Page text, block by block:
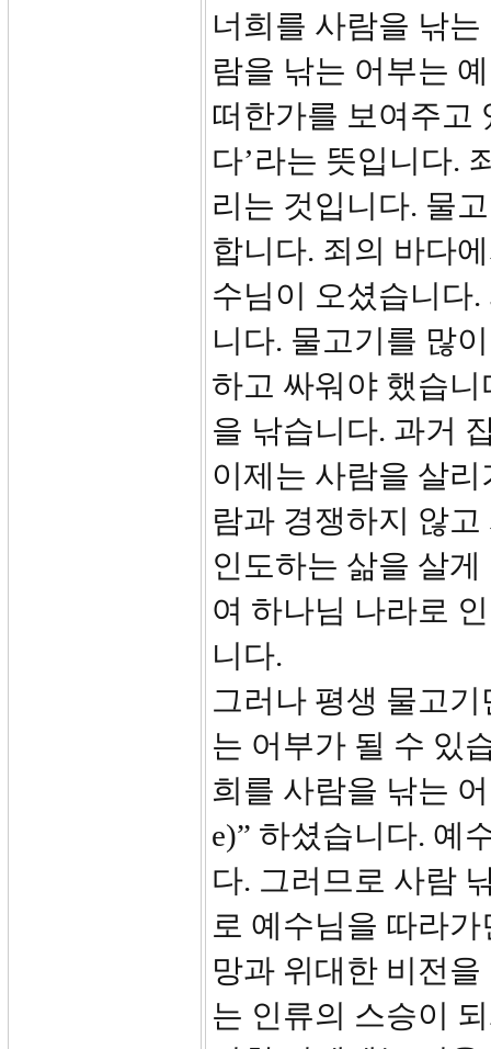
너희를 사람을 낚
람을 낚는 어부는
떠한가를 보여주고
다’라는 뜻입니다.
리는 것입니다. 물
합니다. 죄의 바다
수님이 오셨습니다
니다. 물고기를 많
하고 싸워야 했습
을 낚습니다. 과거
이제는 사람을 살
람과 경쟁하지 않
인도하는 삶을 살
여 하나님 나라로
니다.
그러나 평생 물고
는 어부가 될 수 있
희를 사람을 낚는
e)” 하셨습니다. 예
다. 그러므로 사람
로 예수님을 따라
망과 위대한 비전
는 인류의 스승이